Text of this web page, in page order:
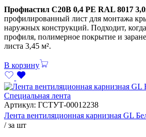
Профнастил С20В 0,4 PE RAL 8017
профилированный лист для монтажа
наружных конструкций. Подходит,
профиля, полимерное покрытие и
листа 3,45 м².
В корзину
Специальная лента
Артикул: ГСТУТ-00012238
Лента вентиляционная карнизная GL
/ за шт